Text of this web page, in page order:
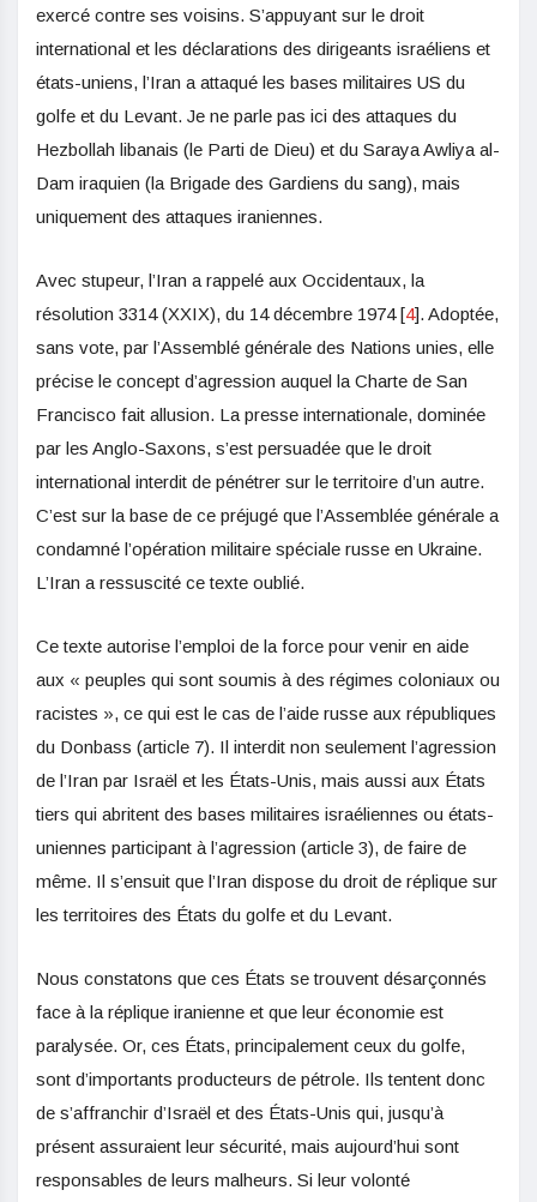
exercé contre ses voisins. S’appuyant sur le droit
international et les déclarations des dirigeants israéliens et
états-uniens, l’Iran a attaqué les bases militaires US du
golfe et du Levant. Je ne parle pas ici des attaques du
Hezbollah libanais (le Parti de Dieu) et du Saraya Awliya al-
Dam iraquien (la Brigade des Gardiens du sang), mais
uniquement des attaques iraniennes.
Avec stupeur, l’Iran a rappelé aux Occidentaux, la
résolution 3314 (XXIX), du 14 décembre 1974[4]. Adoptée,
sans vote, par l’Assemblé générale des Nations unies, elle
précise le concept d’agression auquel la Charte de San
Francisco fait allusion. La presse internationale, dominée
par les Anglo-Saxons, s’est persuadée que le droit
international interdit de pénétrer sur le territoire d’un autre.
C’est sur la base de ce préjugé que l’Assemblée générale a
condamné l’opération militaire spéciale russe en Ukraine.
L’Iran a ressuscité ce texte oublié.
Ce texte autorise l’emploi de la force pour venir en aide
aux « peuples qui sont soumis à des régimes coloniaux ou
racistes », ce qui est le cas de l’aide russe aux républiques
du Donbass (article 7). Il interdit non seulement l’agression
de l’Iran par Israël et les États-Unis, mais aussi aux États
tiers qui abritent des bases militaires israéliennes ou états-
uniennes participant à l’agression (article 3), de faire de
même. Il s’ensuit que l’Iran dispose du droit de réplique sur
les territoires des États du golfe et du Levant.
Nous constatons que ces États se trouvent désarçonnés
face à la réplique iranienne et que leur économie est
paralysée. Or, ces États, principalement ceux du golfe,
sont d’importants producteurs de pétrole. Ils tentent donc
de s’affranchir d’Israël et des États-Unis qui, jusqu’à
présent assuraient leur sécurité, mais aujourd’hui sont
responsables de leurs malheurs. Si leur volonté